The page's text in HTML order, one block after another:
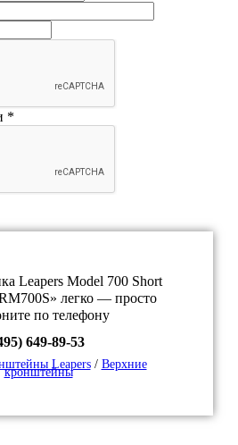
*
Leapers Model 700 Short
легко — просто
по телефону
649-89-53
Leapers/ Верхние
кронштейны